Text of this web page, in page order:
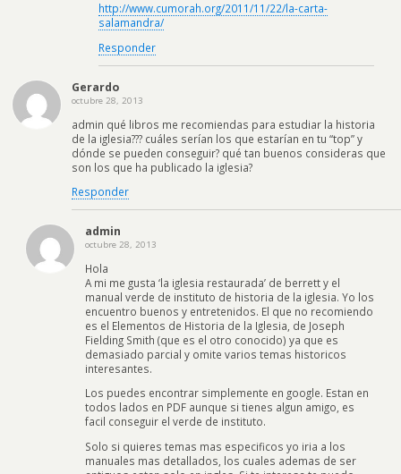
http://www.cumorah.org/2011/11/22/la-carta-
salamandra/
Responder
Gerardo
octubre 28, 2013
admin qué libros me recomiendas para estudiar la historia
de la iglesia??? cuáles serían los que estarían en tu “top” y
dónde se pueden conseguir? qué tan buenos consideras que
son los que ha publicado la iglesia?
Responder
admin
octubre 28, 2013
Hola
A mi me gusta ‘la iglesia restaurada’ de berrett y el
manual verde de instituto de historia de la iglesia. Yo los
encuentro buenos y entretenidos. El que no recomiendo
es el Elementos de Historia de la Iglesia, de Joseph
Fielding Smith (que es el otro conocido) ya que es
demasiado parcial y omite varios temas historicos
interesantes.
Los puedes encontrar simplemente en google. Estan en
todos lados en PDF aunque si tienes algun amigo, es
facil conseguir el verde de instituto.
Solo si quieres temas mas especificos yo iria a los
manuales mas detallados, los cuales ademas de ser